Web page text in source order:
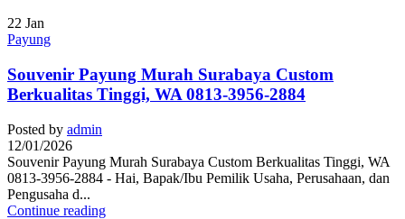
22 Jan
Payung
Souvenir Payung Murah Surabaya Custom
Berkualitas Tinggi, WA 0813-3956-2884
Posted by admin
12/01/2026
Souvenir Payung Murah Surabaya Custom Berkualitas Tinggi, WA
0813-3956-2884 - Hai, Bapak/Ibu Pemilik Usaha, Perusahaan, dan
Pengusaha d...
Continue reading